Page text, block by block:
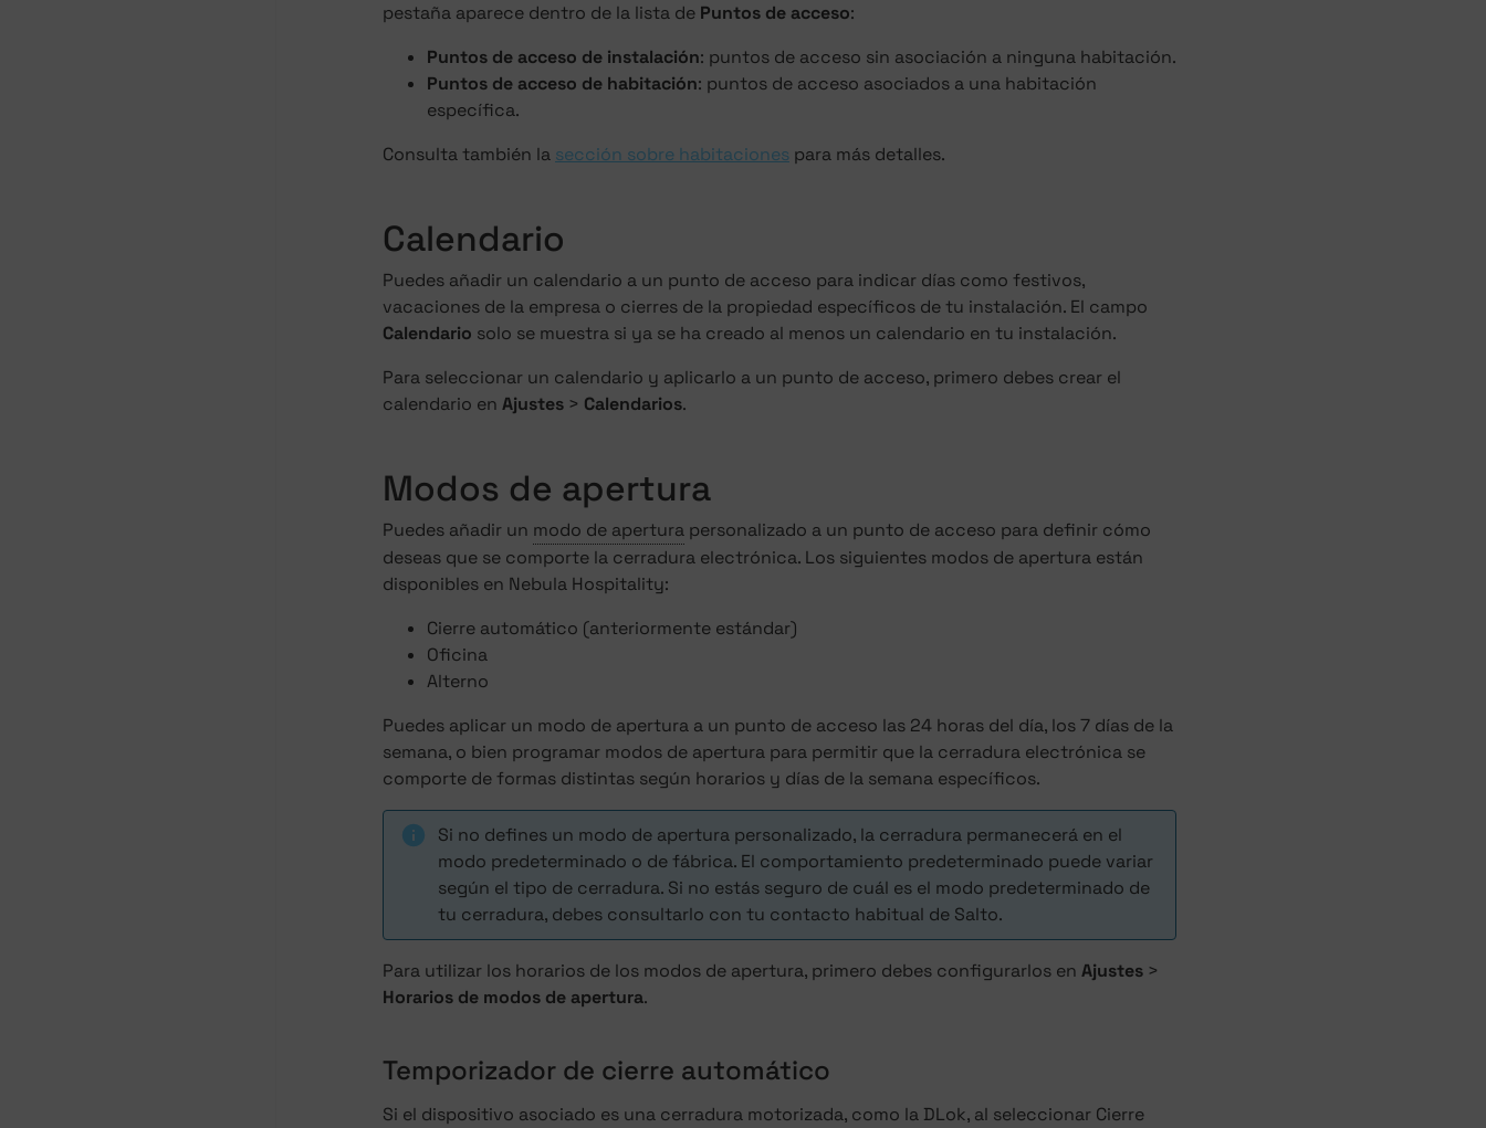
pestaña aparece dentro de la lista de Puntos de acceso:
Puntos de acceso de instalación: puntos de acceso sin asociación a ninguna habitación.
Puntos de acceso de habitación: puntos de acceso asociados a una habitación
específica.
Consulta también la sección sobre habitaciones para más detalles.
Calendario
Puedes añadir un calendario a un punto de acceso para indicar días como festivos,
vacaciones de la empresa o cierres de la propiedad específicos de tu instalación. El campo
Calendario solo se muestra si ya se ha creado al menos un calendario en tu instalación.
Para seleccionar un calendario y aplicarlo a un punto de acceso, primero debes crear el
calendario en Ajustes > Calendarios.
Modos de apertura
Puedes añadir un modo de apertura personalizado a un punto de acceso para definir cómo
deseas que se comporte la cerradura electrónica. Los siguientes modos de apertura están
disponibles en Nebula Hospitality:
Cierre automático (anteriormente estándar)
Oficina
Alterno
Puedes aplicar un modo de apertura a un punto de acceso las 24 horas del día, los 7 días de la
semana, o bien programar modos de apertura para permitir que la cerradura electrónica se
comporte de formas distintas según horarios y días de la semana específicos.
Si no defines un modo de apertura personalizado, la cerradura permanecerá en el
modo predeterminado o de fábrica. El comportamiento predeterminado puede variar
según el tipo de cerradura. Si no estás seguro de cuál es el modo predeterminado de
tu cerradura, debes consultarlo con tu contacto habitual de Salto.
Para utilizar los horarios de los modos de apertura, primero debes configurarlos en Ajustes >
Horarios de modos de apertura.
Temporizador de cierre automático
Si el dispositivo asociado es una cerradura motorizada, como la DLok, al seleccionar Cierre